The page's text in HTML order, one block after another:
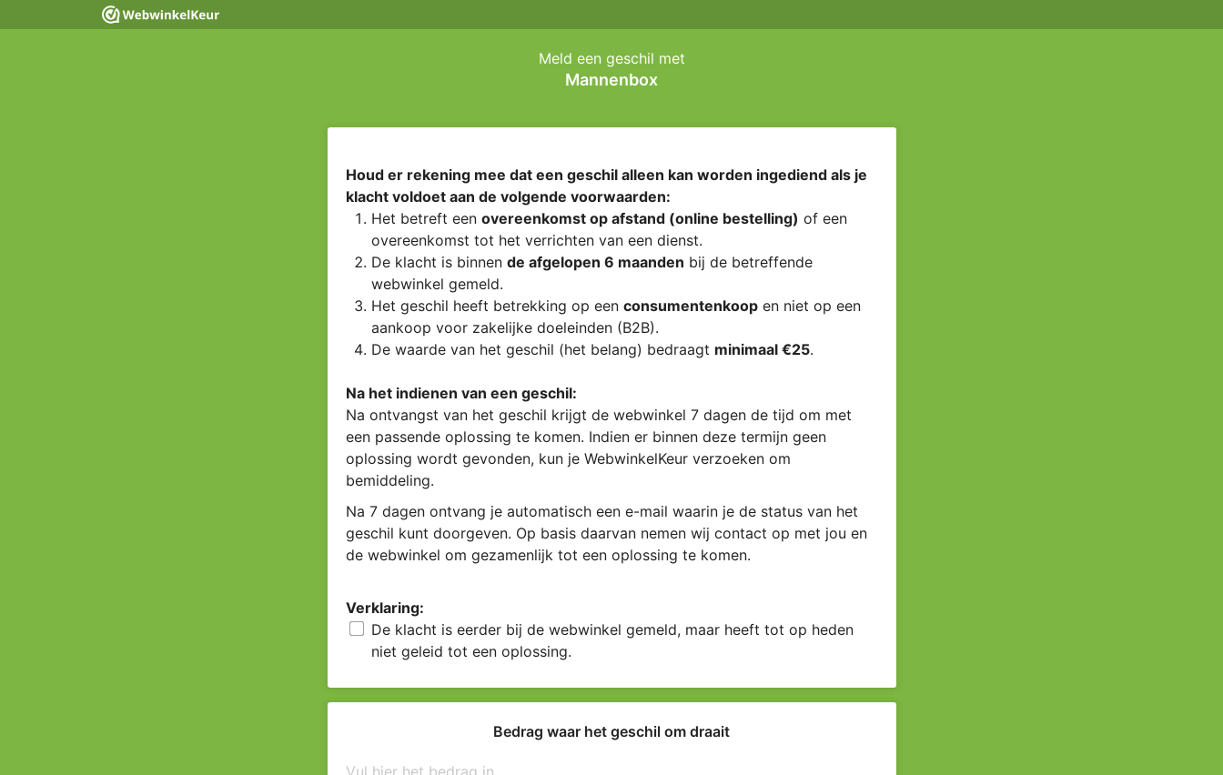
Meld een geschil met
Mannenbox
Houd er rekening mee dat een geschil alleen kan worden ingediend als je
klacht voldoet aan de volgende voorwaarden:
Het betreft een overeenkomst op afstand (online bestelling) of een
overeenkomst tot het verrichten van een dienst.
De klacht is binnen de afgelopen 6 maanden bij de betreffende
webwinkel gemeld.
Het geschil heeft betrekking op een consumentenkoopen niet op een
aankoop voor zakelijke doeleinden (B2B).
De waarde van het geschil (het belang) bedraagt minimaal €25.
Na het indienen van een geschil:
Na ontvangst van het geschil krijgt de webwinkel 7 dagen de tijd om met
een passende oplossing te komen. Indien er binnen deze termijn geen
oplossing wordt gevonden, kun je WebwinkelKeur verzoeken om
bemiddeling.
Na 7 dagen ontvang je automatisch een e-mail waarin je de status van het
geschil kunt doorgeven. Op basis daarvan nemen wij contact op met jou en
de webwinkel om gezamenlijk tot een oplossing te komen.
Verklaring:
De klacht is eerder bij de webwinkel gemeld, maar heeft tot op heden
niet geleid tot een oplossing.
Bedrag waar het geschil om draait